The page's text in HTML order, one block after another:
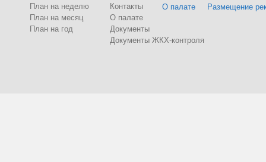
План на неделю
План на месяц
План на год
Контакты
О палате
Документы
Документы ЖКХ-контроля
О палате Размещение